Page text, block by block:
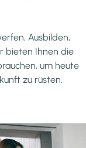
Ausbilden,
bieten Ihnen die
um heute
zu rüsten.